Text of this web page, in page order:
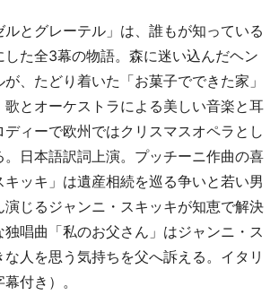
とグレーテル」は、誰もが知っている
した全3幕の物語。森に迷い込んだヘン
、たどり着いた「お菓子でできた家」
歌とオーケストラによる美しい音楽と耳
ィーで欧州ではクリスマスオペラとし
。日本語訳詞上演。プッチーニ作曲の喜
ッキ」は遺産相続を巡る争いと若い男
じるジャンニ・スキッキが知恵で解決
唱曲「私のお父さん」はジャンニ・ス
人を思う気持ちを父へ訴える。イタリ
付き）。